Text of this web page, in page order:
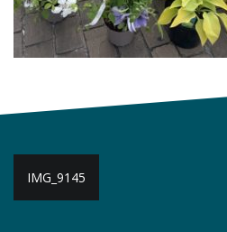
Navigation
de
IMG_9145